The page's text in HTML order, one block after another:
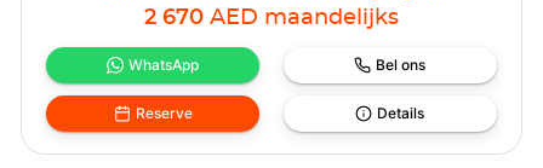
2 670 AED maandelijks
WhatsApp Bel ons
Reserve Details